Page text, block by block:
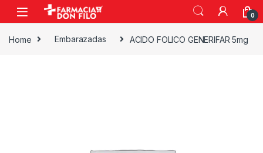
0
Home Embarazadas ACIDO FOLICO GENERIFAR 5mg